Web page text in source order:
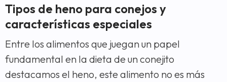
Tipos de heno para conejos y
características especiales
Entre los alimentos que juegan un papel
fundamental en la dieta de un conejito
destacamos el heno, este alimento no es más